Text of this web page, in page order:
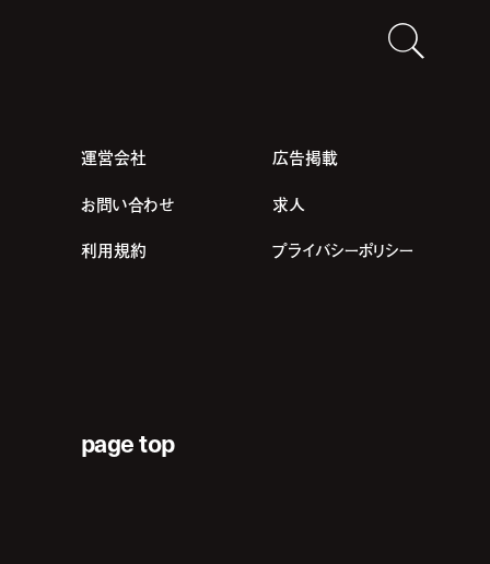
運営会社
広告掲載
お問い合わせ
求人
利用規約
プライバシーポリシー
page top